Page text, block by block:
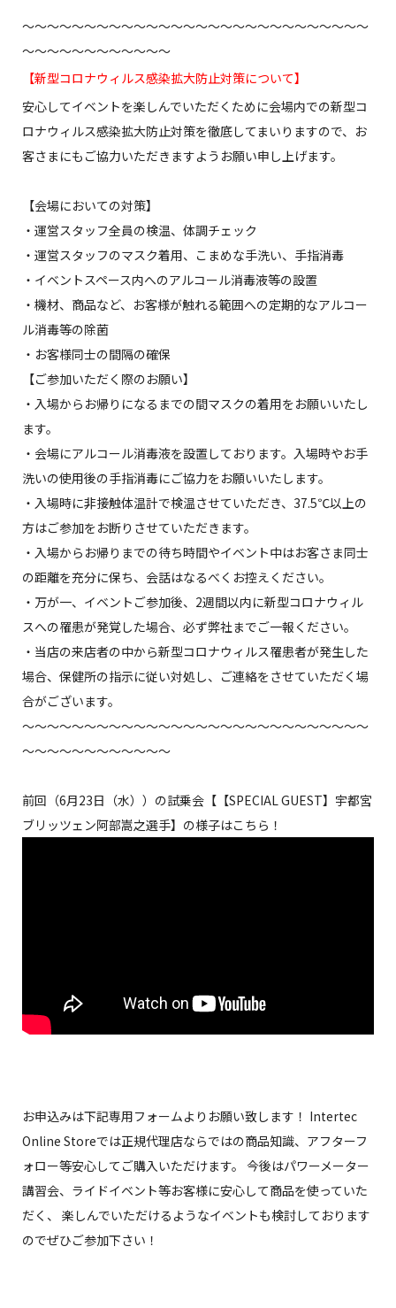
～～～～～～～～～～～～～～～～～～～～～～～～～～～～
～～～～～～～～～～～～
【新型コロナウィルス感染拡大防止対策について】
安心してイベントを楽しんでいただくために会場内での新型コ
ロナウィルス感染拡大防止対策を徹底してまいりますので、お
客さまにもご協力いただきますようお願い申し上げます。
【会場においての対策】
・運営スタッフ全員の検温、体調チェック
・運営スタッフのマスク着用、こまめな手洗い、手指消毒
・イベントスペース内へのアルコール消毒液等の設置
・機材、商品など、お客様が触れる範囲への定期的なアルコー
ル消毒等の除菌
・お客様同士の間隔の確保
【ご参加いただく際のお願い】
・入場からお帰りになるまでの間マスクの着用をお願いいたし
ます。
・会場にアルコール消毒液を設置しております。入場時やお手
洗いの使用後の手指消毒にご協力をお願いいたします。
・入場時に非接触体温計で検温させていただき、37.5℃以上の
方はご参加をお断りさせていただきます。
・入場からお帰りまでの待ち時間やイベント中はお客さま同士
の距離を充分に保ち、会話はなるべくお控えください。
・万が一、イベントご参加後、2週間以内に新型コロナウィル
スへの罹患が発覚した場合、必ず弊社までご一報ください。
・当店の来店者の中から新型コロナウィルス罹患者が発生した
場合、保健所の指示に従い対処し、ご連絡をさせていただく場
合がございます。
～～～～～～～～～～～～～～～～～～～～～～～～～～～～
～～～～～～～～～～～～
前回（6月23日（水））の試乗会【【SPECIAL GUEST】宇都宮
ブリッツェン阿部嵩之選手】の様子はこちら！
お申込みは下記専用フォームよりお願い致します！ Intertec
Online Storeでは正規代理店ならではの商品知識、アフターフ
ォロー等安心してご購入いただけます。 今後はパワーメーター
講習会、ライドイベント等お客様に安心して商品を使っていた
だく、 楽しんでいただけるようなイベントも検討しております
のでぜひご参加下さい！